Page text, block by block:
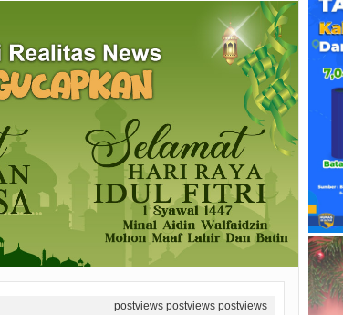
postviewspostviewspostviews